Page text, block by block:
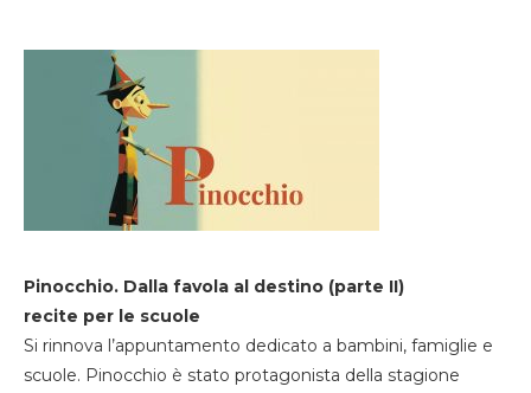
Pinocchio. Dalla favola al destino (parte II)
recite per le scuole
Si rinnova l’appuntamento dedicato a bambini, famiglie e
scuole. Pinocchio è stato protagonista della stagione